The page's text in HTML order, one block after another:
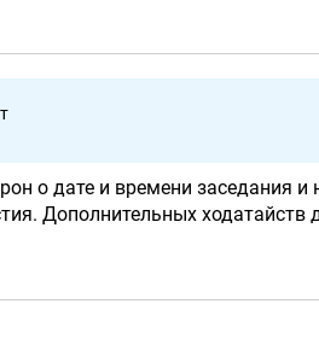
о дате и времени заседания и
Дополнительных ходатайств